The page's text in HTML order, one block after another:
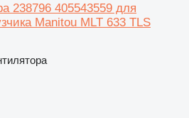
238796 405543559 для
Manitou MLT 633 TLS